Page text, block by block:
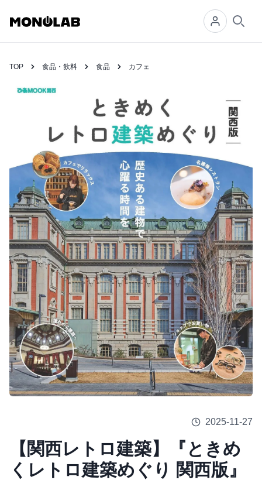
TOP 食品・飲料 食品 カフェ
2025-11-27
【関西レトロ建築】『ときめ
くレトロ建築めぐり 関西版』